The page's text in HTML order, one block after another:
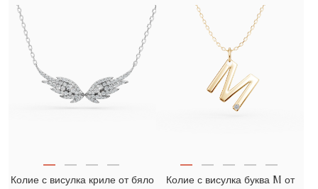
Колие с висулка криле от бяло
Колие с висулка буква M от